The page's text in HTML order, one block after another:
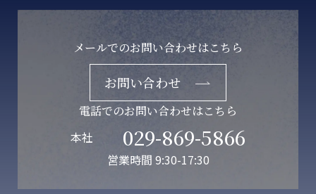
メールでのお問い合わせはこちら
お問い合わせ
電話でのお問い合わせはこちら
本社 029-869-5866
営業時間 9:30-17:30